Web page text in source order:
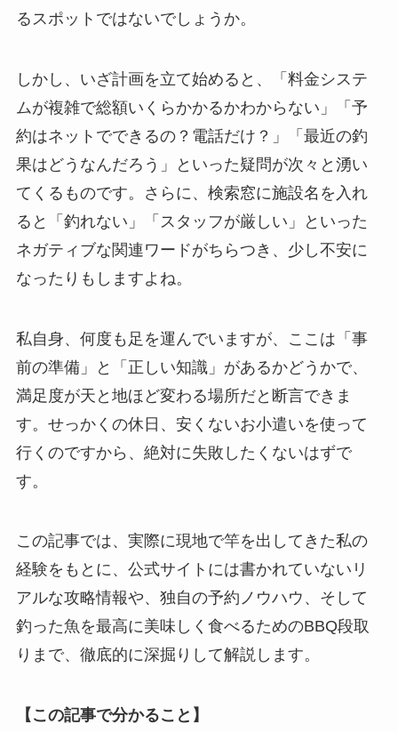
るスポットではないでしょうか。
しかし、いざ計画を立て始めると、「料金システ
ムが複雑で総額いくらかかるかわからない」「予
約はネットでできるの？電話だけ？」「最近の釣
果はどうなんだろう」といった疑問が次々と湧い
てくるものです。さらに、検索窓に施設名を入れ
ると「釣れない」「スタッフが厳しい」といった
ネガティブな関連ワードがちらつき、少し不安に
なったりもしますよね。
私自身、何度も足を運んでいますが、ここは「事
前の準備」と「正しい知識」があるかどうかで、
満足度が天と地ほど変わる場所だと断言できま
す。せっかくの休日、安くないお小遣いを使って
行くのですから、絶対に失敗したくないはずで
す。
この記事では、実際に現地で竿を出してきた私の
経験をもとに、公式サイトには書かれていないリ
アルな攻略情報や、独自の予約ノウハウ、そして
釣った魚を最高に美味しく食べるためのBBQ段取
りまで、徹底的に深掘りして解説します。
【この記事で分かること】